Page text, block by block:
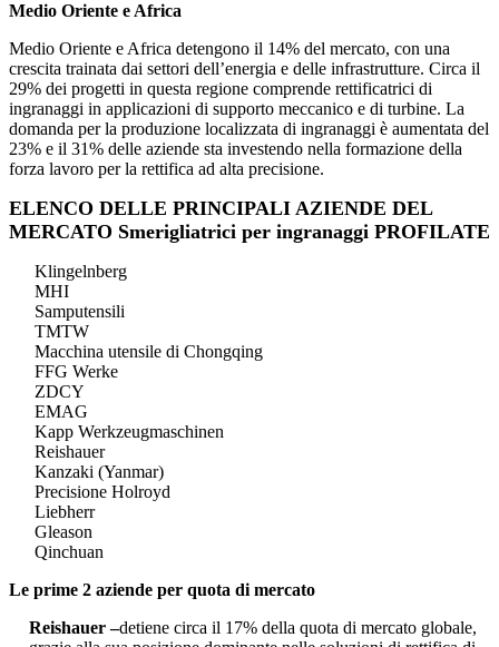
Medio Oriente e Africa
Medio Oriente e Africa detengono il 14% del mercato, con una
crescita trainata dai settori dell’energia e delle infrastrutture. Circa il
29% dei progetti in questa regione comprende rettificatrici di
ingranaggi in applicazioni di supporto meccanico e di turbine. La
domanda per la produzione localizzata di ingranaggi è aumentata del
23% e il 31% delle aziende sta investendo nella formazione della
forza lavoro per la rettifica ad alta precisione.
ELENCO DELLE PRINCIPALI AZIENDE DEL
MERCATO Smerigliatrici per ingranaggi PROFILATE
Klingelnberg
MHI
Samputensili
TMTW
Macchina utensile di Chongqing
FFG Werke
ZDCY
EMAG
Kapp Werkzeugmaschinen
Reishauer
Kanzaki (Yanmar)
Precisione Holroyd
Liebherr
Gleason
Qinchuan
Le prime 2 aziende per quota di mercato
Reishauer –detiene circa il 17% della quota di mercato globale,